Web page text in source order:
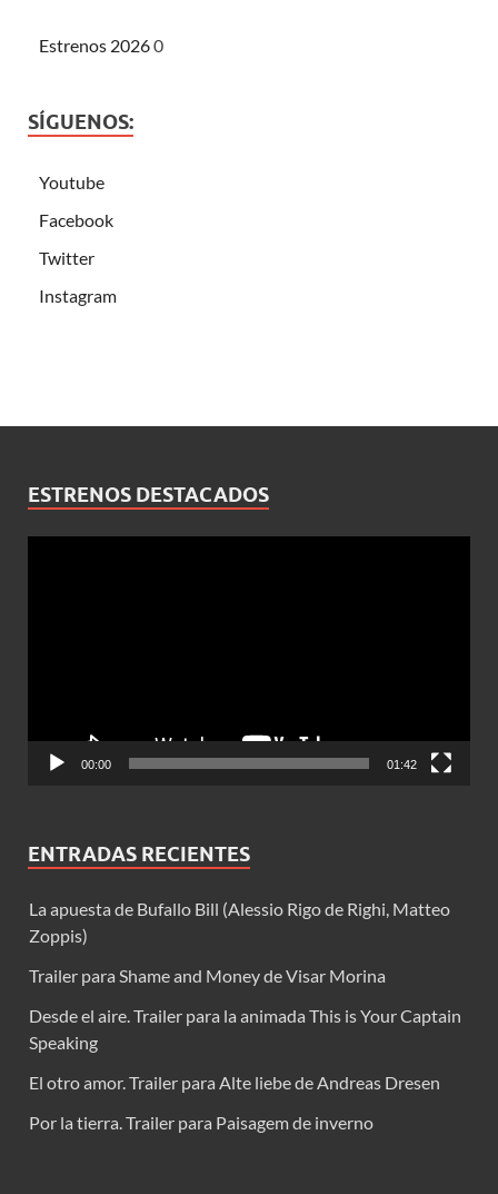
Estrenos 20260
SÍGUENOS:
Youtube
Facebook
Twitter
Instagram
ESTRENOS DESTACADOS
00:00 01:42
ENTRADAS RECIENTES
La apuesta de Bufallo Bill (Alessio Rigo de Righi, Matteo
Zoppis)
Trailer para Shame and Money de Visar Morina
Desde el aire. Trailer para la animada This is Your Captain
Speaking
El otro amor. Trailer para Alte liebe de Andreas Dresen
Por la tierra. Trailer para Paisagem de inverno